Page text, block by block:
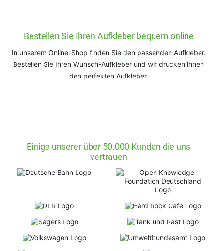
Bestellen Sie Ihren Aufkleber bequem online
In unserem Online-Shop finden Sie den passenden Aufkleber.
Bestellen Sie Ihren Wunsch-Aufkleber und wir drucken ihnen
den perfekten Aufkleber.
Einige unserer über 50.000 Kunden die uns
vertrauen